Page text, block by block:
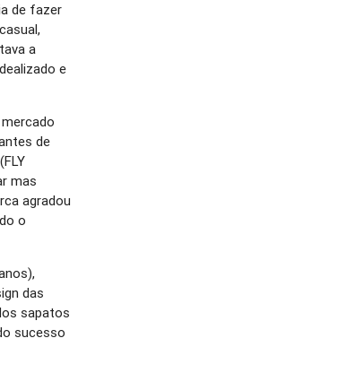
de fazer
a
e
de
mas
agradou
o
das
sapatos
sucesso